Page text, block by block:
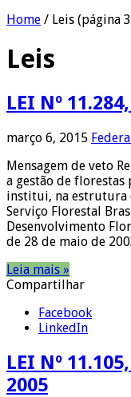
Home / Leis (página
Leis
LEI Nº
março 6, 2015
Mensagem de veto
a gestão de florestas
institui, na estrutura
Serviço Florestal
Desenvolvimento
de 28 de maio de
Leia mais »
Compartilhar
Facebook
LinkedIn
LEI Nº
2005